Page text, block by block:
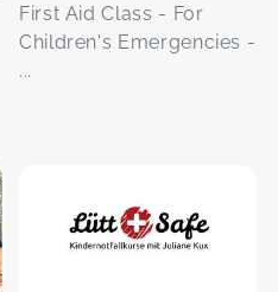
First Aid Class - For
Children's Emergencies -
...